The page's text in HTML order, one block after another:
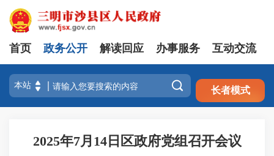
注册 登录
首页 政务公开 解读回应 办事服务 互动交流
 长者模式
2025年7月14日区政府党组召开会议